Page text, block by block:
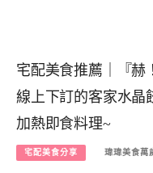
宅配美食推薦｜『赫
線上下訂的客家水晶
加熱即食料理~
宅配美食分享 瑋瑋美食萬